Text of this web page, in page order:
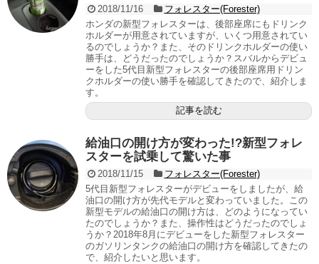
2018/11/16
フォレスター(Forester)
ホンダの新型フォレスターは、後部座席にもドリンク
ホルダーが用意されていますが、いくつ用意されてい
るのでしょうか？また、そのドリンクホルダーの使い
勝手は、どうだったのでしょうか？スバルからデビュ
ーをした5代目新型フォレスターの後部座席用ドリン
クホルダーの使い勝手を確認してきたので、紹介しま
す。
記事を読む
給油口の開け方が変わった!?新型フォレ
スターを試乗して驚いた事
2018/11/15
フォレスター(Forester)
5代目新型フォレスターがデビューをしましたが、給
油口の開け方が先代モデルと変わっていました。この
新型モデルの給油口の開け方は、どのようになってい
たのでしょうか？また、操作性はどうだったのでしょ
うか？2018年8月にデビューをした新型フォレスター
のガソリンタンクの給油口の開け方を確認してきたの
で、紹介したいと思います。